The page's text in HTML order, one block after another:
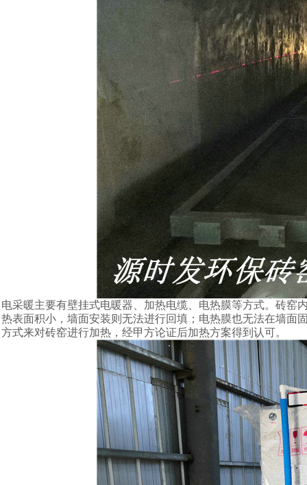
电采暖主要有壁挂式电暖器、加热电缆、电热膜等方式。砖窑
热表面积小，墙面安装则无法进行回填；电热膜也无法在墙面
方式来对砖窑进行加热，经甲方论证后加热方案得到认可。